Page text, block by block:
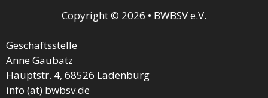
Copyright © 2026 • BWBSV e.V.
Geschäftsstelle
Anne Gaubatz
Hauptstr. 4, 68526 Ladenburg
info (at) bwbsv.de